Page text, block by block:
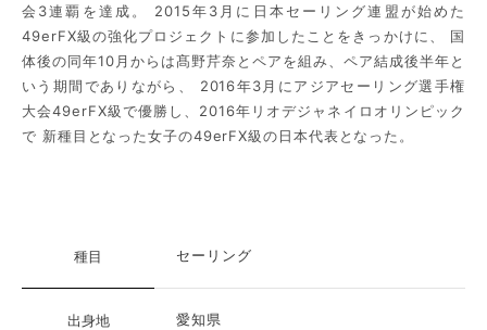
会3連覇を達成。 2015年3月に日本セーリング連盟が始めた
49erFX級の強化プロジェクトに参加したことをきっかけに、 国
体後の同年10月からは髙野芹奈とペアを組み、ペア結成後半年と
いう期間でありながら、 2016年3月にアジアセーリング選手権
大会49erFX級で優勝し、2016年リオデジャネイロオリンピック
で 新種目となった女子の49erFX級の日本代表となった。
種目 セーリング
出身地 愛知県